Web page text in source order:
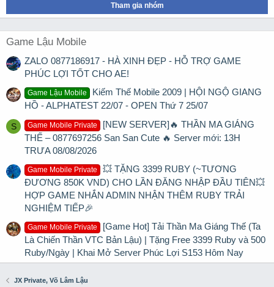
Tham gia nhóm
Game Lậu Mobile
ZALO 0877186917 - HÀ XINH ĐẸP - HỖ TRỢ GAME
PHÚC LỢI TỐT CHO AE!
Game Lậu Mobile
Kiếm Thế Mobile 2009 | HỘI NGỘ GIANG
HỒ - ALPHATEST 22/07 - OPEN Thứ 7 25/07
S Game Mobile Private
[NEW SERVER]🔥 THẦN MA GIÁNG
THẾ – 0877697256 San San Cute 🔥 Server mới: 13H
TRƯA 08/08/2026
Game Mobile Private
💥 TẶNG 3399 RUBY (~TƯƠNG
ĐƯƠNG 850K VND) CHO LẦN ĐĂNG NHẬP ĐẦU TIÊN💥
HỢP GAME NHẮN ADMIN NHẬN THÊM RUBY TRẢI
NGHIỆM TIẾP🎉
Game Mobile Private
[Game Hot] Tải Thần Ma Giáng Thế (Ta
Là Chiến Thần VTC Bản Lậu) | Tặng Free 3399 Ruby và 500
Ruby/Ngày | Khai Mở Server Phúc Lợi S153 Hôm Nay
JX Private, Võ Lâm Lậu